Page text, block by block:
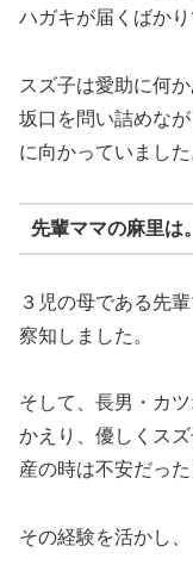
ハガキが届くばかり
スズ子は愛助に何
坂口を問い詰めな
に向かっていました
先輩ママの麻里は。
３児の母である先
察知しました。
そして、長男・カ
かえり、優しくス
産の時は不安だった
その経験を活かし、